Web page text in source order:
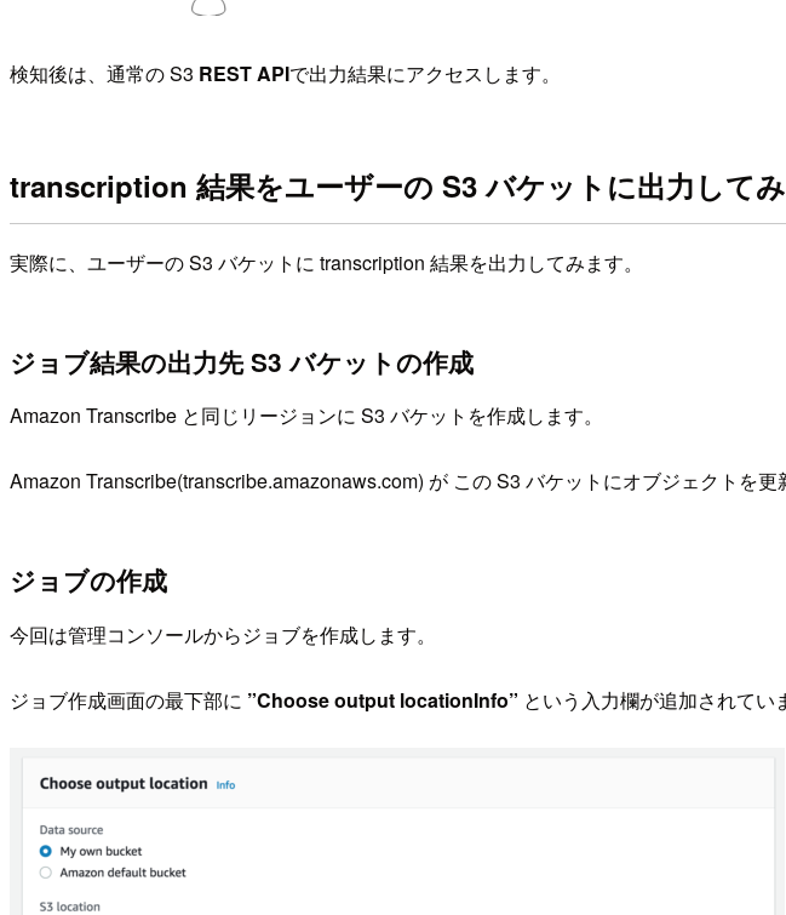
検知後は、通常の S3 REST APIで出力結果にアクセスします。
transcription 結果をユーザーの S3 バケットに出力して
実際に、ユーザーの S3 バケットに transcription 結果を出力してみます。
ジョブ結果の出力先 S3 バケットの作成
Amazon Transcribe と同じリージョンに S3 バケットを作成します。
Amazon Transcribe(transcribe.amazonaws.com) が この S3 バケットにオブジェクトを更
ジョブの作成
今回は管理コンソールからジョブを作成します。
ジョブ作成画面の最下部に ”Choose output locationInfo” という入力欄が追加されてい